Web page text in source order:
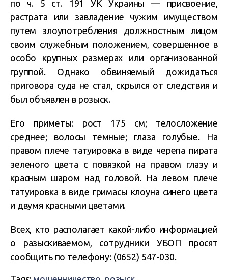
по ч. 5 ст. 191 УК Украины — присвоение,
растрата или завладение чужим имуществом
путем злоупотребления должностным лицом
своим служебным положением, совершенное в
особо крупных размерах или организованной
группой. Однако обвиняемый дожидаться
приговора суда не стал, скрылся от следствия и
был объявлен в розыск.
Его приметы: рост 175 см; телосложение
среднее; волосы темные; глаза голубые. На
правом плече татуировка в виде черепа пирата
зеленого цвета с повязкой на правом глазу и
красным шаром над головой. На левом плече
татуировка в виде гримасы клоуна синего цвета
и двумя красными цветами.
Всех, кто располагает какой-либо информацией
о разыскиваемом, сотрудники УБОП просят
сообщить по телефону: (0652) 547-030.